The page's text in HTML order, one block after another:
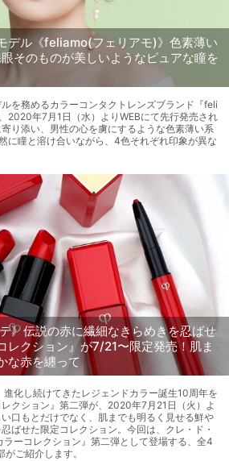
デル《feliamo(フェリアモ)》色素薄い
そのものが美しいようなピュアな瞳を
を務めるカラーコンタクトレンズブランド『feli
2020年7月1日（水）よりWEBにて先行発売され
り添い、男性の心を虜にするような色素薄い系
に瞳と溶け合いながら、4色それぞれ印象が異な
》伝説の赤に繊細なきらめきを忍ばせ
レクション』が7/21〜限定発売！肌ま
な赤を纏って
化し続けてきたレジェンドカラー誕生10周年を
クション』第二弾が、2020年7月21日（火）よ
口もとだけでなく、肌までも明るく見せる鮮や
ばせた限定コレクション。今回は、クレ・ド・
ーコレクション』第二弾として登場する、全4
ご紹介します。